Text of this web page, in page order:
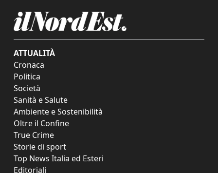
ATTUALITÀ
Cronaca
Politica
Società
Sanità e Salute
Ambiente e Sostenibilità
Oltre il Confine
True Crime
Storie di sport
Top News Italia ed Esteri
Editoriali